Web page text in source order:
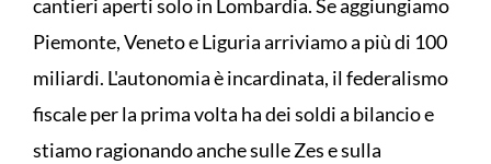
cantieri aperti solo in Lombardia. Se aggiungiamo
Piemonte, Veneto e Liguria arriviamo a più di 100
miliardi. L'autonomia è incardinata, il federalismo
fiscale per la prima volta ha dei soldi a bilancio e
stiamo ragionando anche sulle Zes e sulla